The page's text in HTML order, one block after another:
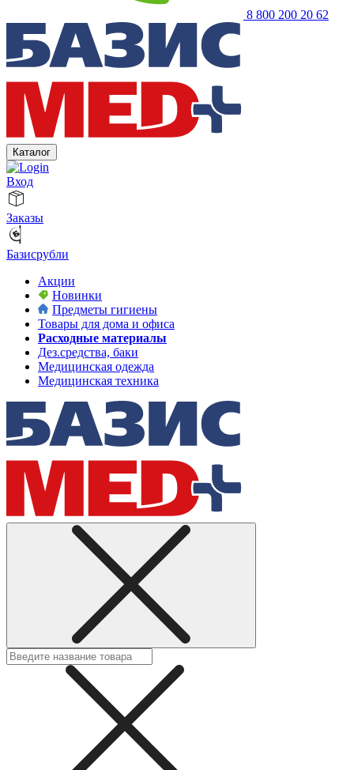
8 800 200 20 62
Каталог
Вход
Заказы
Базисрубли
Акции
Новинки
Предметы гигиены
Товары для дома и офиса
Расходные материалы
Дез.средства, баки
Медицинская одежда
Медицинская техника